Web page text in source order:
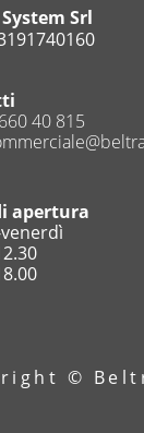
Srl
40 815
apertura
©